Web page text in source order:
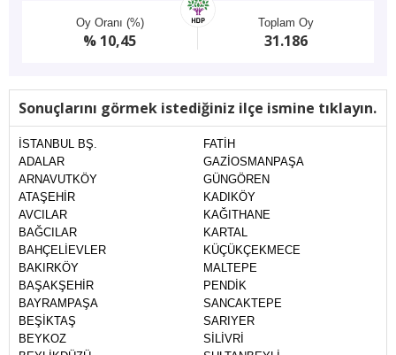
Oy Oranı (%)
% 10,45
Toplam Oy
31.186
Sonuçlarını görmek istediğiniz ilçe ismine tıklayın.
İSTANBUL BŞ.
ADALAR
ARNAVUTKÖY
ATAŞEHİR
AVCILAR
BAĞCILAR
BAHÇELİEVLER
BAKIRKÖY
BAŞAKŞEHİR
BAYRAMPAŞA
BEŞİKTAŞ
BEYKOZ
FATİH
GAZİOSMANPAŞA
GÜNGÖREN
KADIKÖY
KAĞITHANE
KARTAL
KÜÇÜKÇEKMECE
MALTEPE
PENDİK
SANCAKTEPE
SARIYER
SİLİVRİ